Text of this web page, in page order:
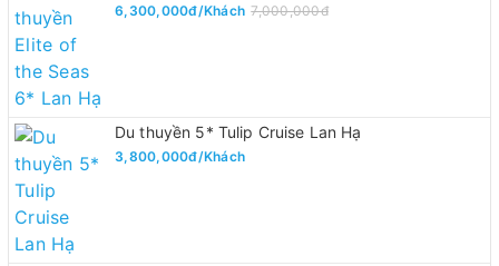
6,300,000đ/Khách 7,000,000đ
Du thuyền 5* Tulip Cruise Lan Hạ
3,800,000đ/Khách